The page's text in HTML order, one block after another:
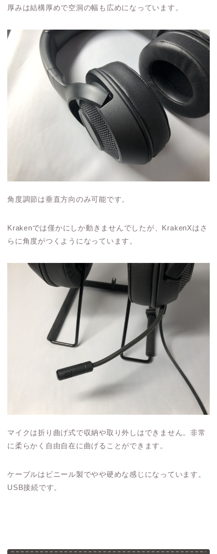
厚みは結構厚めで空洞の幅も広めになっています。
角度調節は垂直方向のみ可能です。
Krakenでは僅かにしか動きませんでしたが、KrakenXはさ
らに角度がつくようになっています。
マイクは折り曲げ式で収納や取り外しはできません。非常
に柔らかく自由自在に曲げることができます。
ケーブルはビニール製でやや硬めな感じになっています。
USB接続です。